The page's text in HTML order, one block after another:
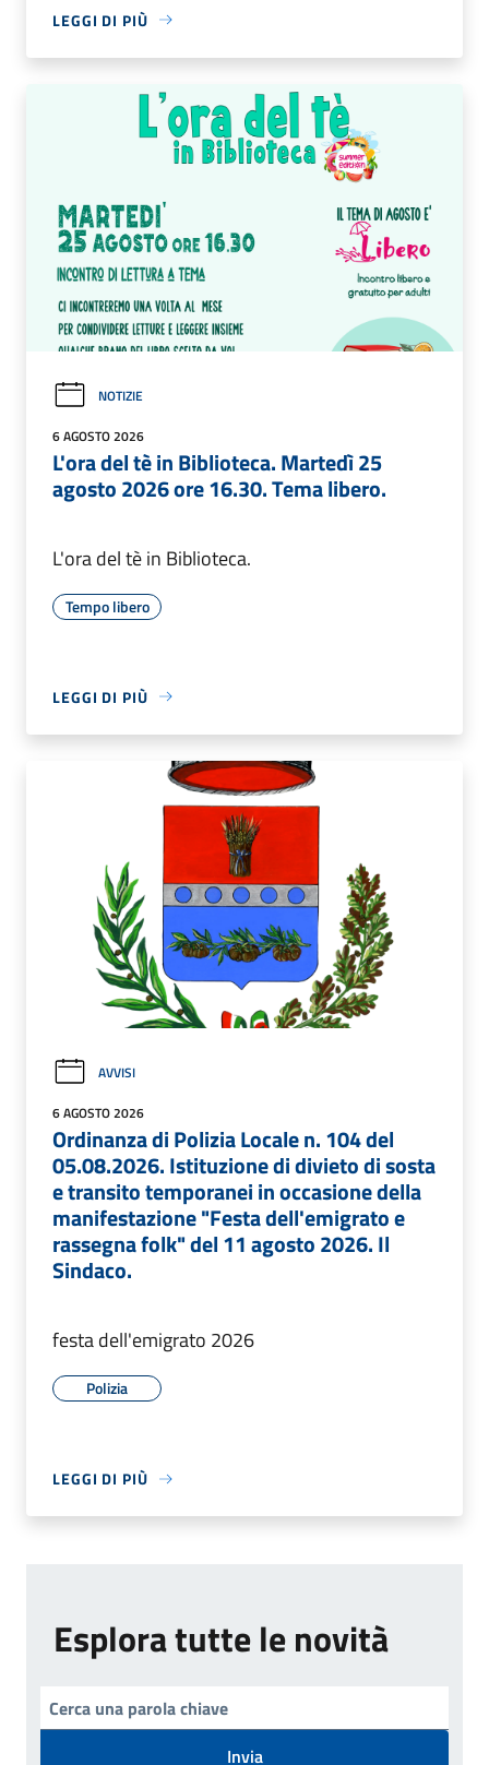
LEGGI DI PIÙ
NOTIZIE
6 AGOSTO 2026
L'ora del tè in Biblioteca. Martedì 25
agosto 2026 ore 16.30. Tema libero.
L'ora del tè in Biblioteca.
Tempo libero
LEGGI DI PIÙ
AVVISI
6 AGOSTO 2026
Ordinanza di Polizia Locale n. 104 del
05.08.2026. Istituzione di divieto di sosta
e transito temporanei in occasione della
manifestazione "Festa dell'emigrato e
rassegna folk" del 11 agosto 2026. Il
Sindaco.
festa dell'emigrato 2026
Polizia
LEGGI DI PIÙ
Esplora tutte le novità
Invia